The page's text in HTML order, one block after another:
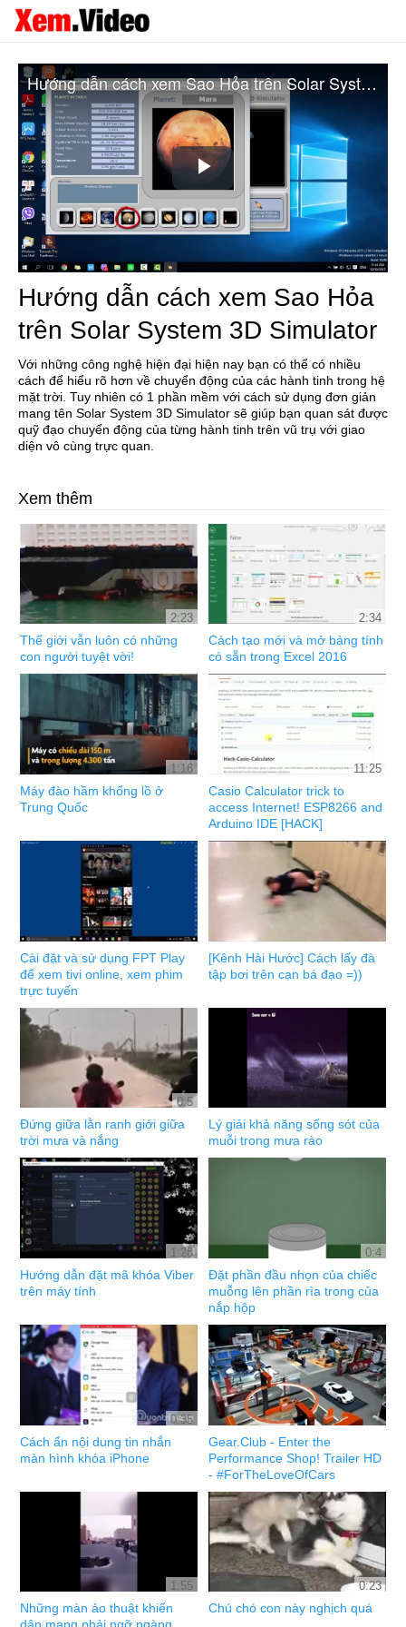
Play
Video
Hướng dẫn cách xem Sao Hỏa trên Solar System 3D Simulator
Hướng dẫn cách xem Sao Hỏa
trên Solar System 3D Simulator
Với những công nghệ hiện đại hiện nay bạn có thể có nhiều
cách để hiểu rõ hơn về chuyển động của các hành tinh trong hệ
mặt trời. Tuy nhiên có 1 phần mềm với cách sử dụng đơn giản
mang tên Solar System 3D Simulator sẽ giúp bạn quan sát được
quỹ đạo chuyển động của từng hành tinh trên vũ trụ với giao
diện vô cùng trực quan.
Xem thêm
2:23
Thế giới vẫn luôn có những
con người tuyệt vời!
2:34
Cách tạo mới và mở bảng tính
có sẵn trong Excel 2016
1:16
Máy đào hầm khổng lồ ở
Trung Quốc
11:25
Casio Calculator trick to
access Internet! ESP8266 and
Arduino IDE [HACK]
Cài đặt và sử dụng FPT Play
để xem tivi online, xem phim
trực tuyến
[Kênh Hài Hước] Cách lấy đà
tập bơi trên cạn bá đạo =))
0:5
Đứng giữa lằn ranh giới giữa
trời mưa và nắng
Lý giải khả năng sống sót của
muỗi trong mưa rào
1:28
Hướng dẫn đặt mã khóa Viber
trên máy tính
0:4
Đặt phần đầu nhọn của chiếc
muỗng lên phần rìa trong của
nắp hộp
0:35
Cách ẩn nội dung tin nhắn
màn hình khóa iPhone
Gear.Club - Enter the
Performance Shop! Trailer HD
- #ForTheLoveOfCars
1:55
Những màn ảo thuật khiến
0:23
Chú chó con này nghịch quá